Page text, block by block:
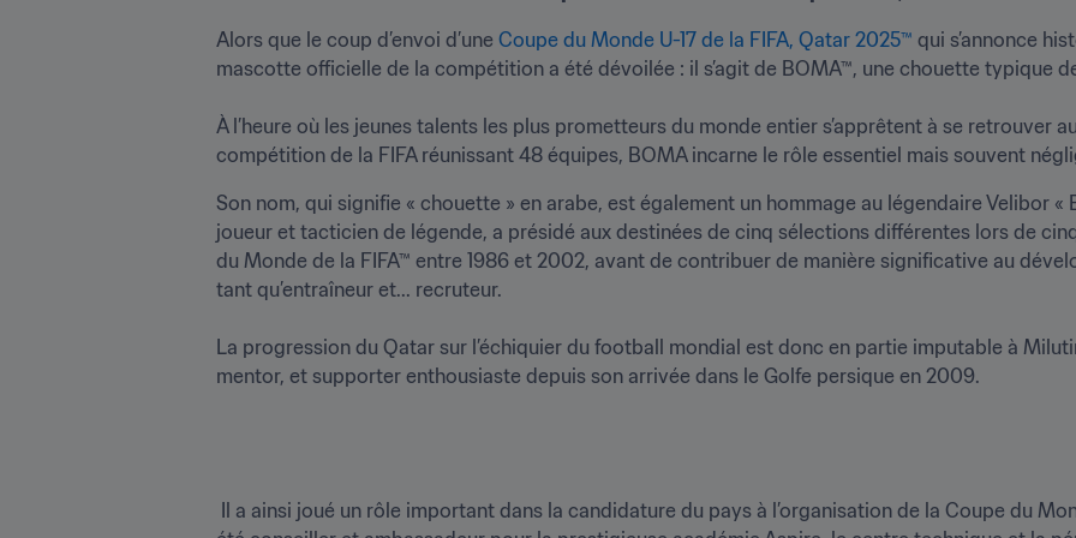
Alors que le coup d’envoi d’une Coupe du Monde U-17 de la FIFA, Qatar 2025™ qui s’annonce
mascotte officielle de la compétition a été dévoilée : il s’agit de BOMA™, une chouette typique
À l’heure où les jeunes talents les plus prometteurs du monde entier s’apprêtent à se retrouver
compétition de la FIFA réunissant 48 équipes, BOMA incarne le rôle essentiel mais souvent
Son nom, qui signifie « chouette » en arabe, est également un hommage au légendaire Velibor «
joueur et tacticien de légende, a présidé aux destinées de cinq sélections différentes lors de
du Monde de la FIFA™ entre 1986 et 2002, avant de contribuer de manière significative au
tant qu’entraîneur et... recruteur.
La progression du Qatar sur l’échiquier du football mondial est donc en partie imputable à
mentor, et supporter enthousiaste depuis son arrivée dans le Golfe persique en 2009.